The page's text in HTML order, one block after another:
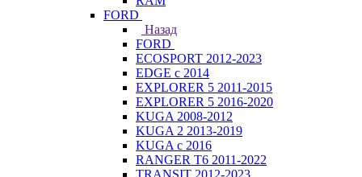
FORD
Назад
FORD
ECOSPORT 2012-2023
EDGE c 2014
EXPLORER 5 2011-2015
EXPLORER 5 2016-2020
KUGA 2008-2012
KUGA 2 2013-2019
KUGA с 2016
RANGER T6 2011-2022
TRANSIT 2012-2023